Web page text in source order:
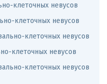
клеточных невусов
клеточных невусов
клеточных невусов
клеточных невусов
клеточных невусов